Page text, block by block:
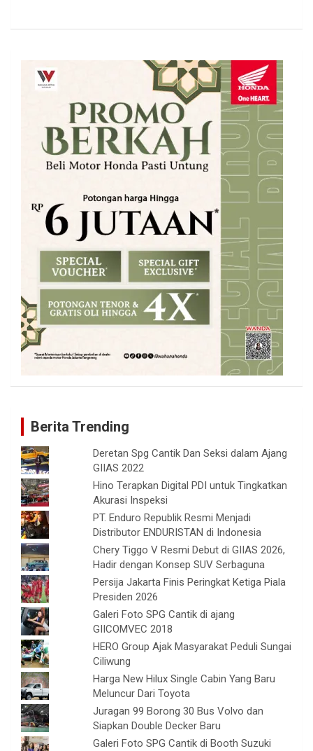
Berita Trending
Deretan Spg Cantik Dan Seksi dalam Ajang
GIIAS 2022
Hino Terapkan Digital PDI untuk Tingkatkan
Akurasi Inspeksi
PT. Enduro Republik Resmi Menjadi
Distributor ENDURISTAN di Indonesia
Chery Tiggo V Resmi Debut di GIIAS 2026,
Hadir dengan Konsep SUV Serbaguna
Persija Jakarta Finis Peringkat Ketiga Piala
Presiden 2026
Galeri Foto SPG Cantik di ajang
GIICOMVEC 2018
HERO Group Ajak Masyarakat Peduli Sungai
Ciliwung
Harga New Hilux Single Cabin Yang Baru
Meluncur Dari Toyota
Juragan 99 Borong 30 Bus Volvo dan
Siapkan Double Decker Baru
Galeri Foto SPG Cantik di Booth Suzuki